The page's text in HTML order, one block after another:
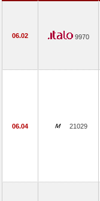
06.02 9970
06.04 21029